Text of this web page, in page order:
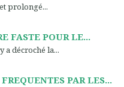
prolongé...
FASTE POUR LE...
a décroché la...
PAR LES...